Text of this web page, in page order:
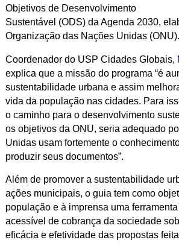
Objetivos de Desenvolvimento
Sustentável (ODS) da Agenda 2030,
Organização das Nações Unidas (ONU).
Coordenador do USP Cidades Globais,
explica que a missão do programa “é
sustentabilidade urbana e assim
vida da população nas cidades. Para
o caminho para o desenvolvimento
os objetivos da ONU, seria adequado
Unidas usam fortemente o
produzir seus documentos”.
Além de promover a sustentabilidade
ações municipais, o guia tem como
população e à imprensa uma
acessível de cobrança da sociedade
eficácia e efetividade das propostas